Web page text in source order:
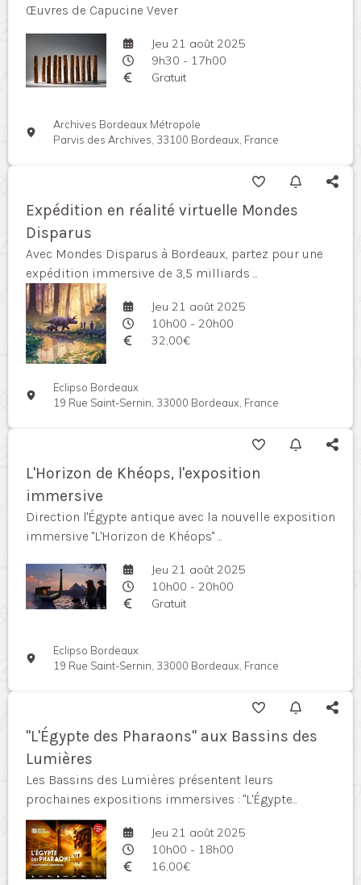
Œuvres de Capucine Vever
Jeu 21 août 2025
9h30 - 17h00
Gratuit
Archives Bordeaux Métropole
Parvis des Archives, 33100 Bordeaux, France
Expédition en réalité virtuelle Mondes
Disparus
Avec Mondes Disparus à Bordeaux, partez pour une
expédition immersive de 3,5 milliards ...
Jeu 21 août 2025
10h00 - 20h00
32,00€
Eclipso Bordeaux
19 Rue Saint-Sernin, 33000 Bordeaux, France
L'Horizon de Khéops, l'exposition
immersive
Direction l'Égypte antique avec la nouvelle exposition
immersive "L'Horizon de Khéops" ...
Jeu 21 août 2025
10h00 - 20h00
Gratuit
Eclipso Bordeaux
19 Rue Saint-Sernin, 33000 Bordeaux, France
"L'Égypte des Pharaons" aux Bassins des
Lumières
Les Bassins des Lumières présentent leurs
prochaines expositions immersives : "L'Égypte...
Jeu 21 août 2025
10h00 - 18h00
16,00€